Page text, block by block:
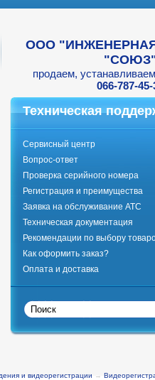
ООО
продаем,
066-787-45-
Техническая
Сервисный центр
Вопрос-ответ
Проверка серийного номера
Регистрация и преимущества
Заявка на обслуживание АТС
Техническая документация
Рекомендации по выбору
Как оформить заказ?
Оплата и доставка
и видеорегистрации →